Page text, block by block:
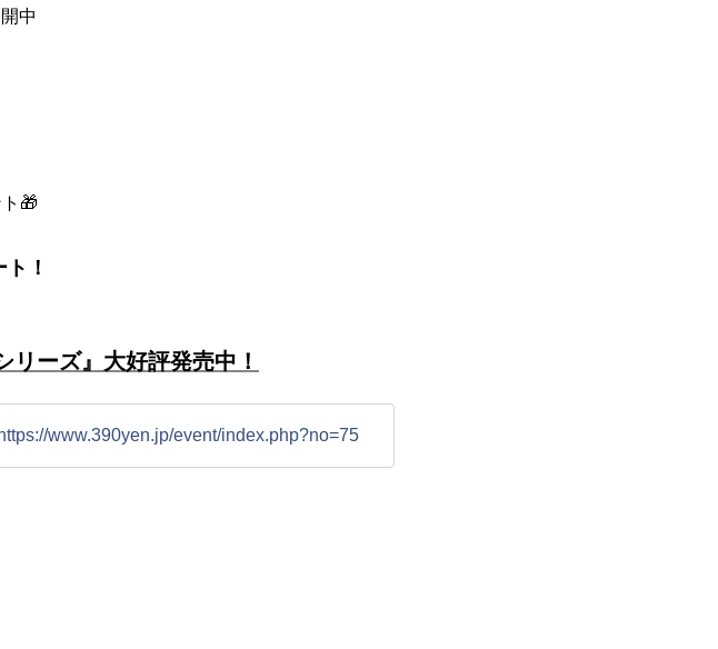
中
🎁
！
ーズ』大好評発売中！
https://www.390yen.jp/event/index.php?no=75